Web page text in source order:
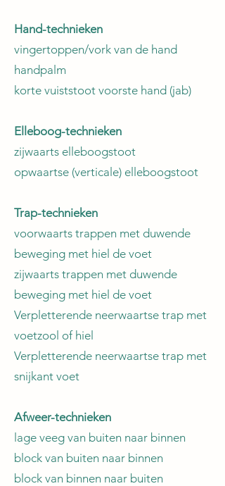
Hand-technieken
vingertoppen/vork van de hand
​handpalm
korte vuiststoot voorste hand (jab)
Elleboog-technieken
zijwaarts elleboogstoot
opwaartse (verticale) elleboogstoot
Trap-technieken
voorwaarts trappen met duwende
beweging met hiel de voet
zijwaarts trappen met duwende
beweging met hiel de voet
Verpletterende neerwaartse trap met
voetzool of hiel
Verpletterende neerwaartse trap met
snijkant voet
Afweer-technieken
lage veeg van buiten naar binnen
block van buiten naar binnen
block van binnen naar buiten